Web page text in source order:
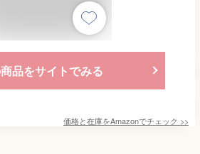
品をサイトでみる
価格と在庫をAmazonでチェック >>